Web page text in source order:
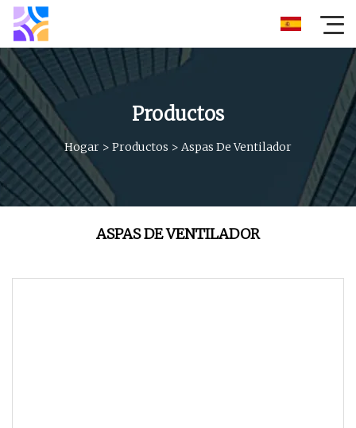
Productos
Hogar > Productos > Aspas De Ventilador
ASPAS DE VENTILADOR